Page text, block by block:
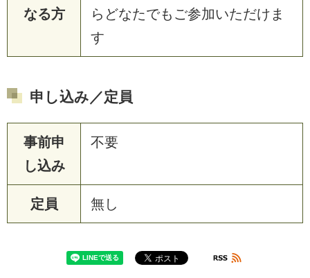
なる方
らどなたでもご参加いただけま
す
申し込み／定員
事前申
し込み
不要
定員 無し